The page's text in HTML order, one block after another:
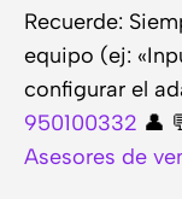
Recuerde:
equipo (ej:
configurar el
950100332 👤
Asesores de